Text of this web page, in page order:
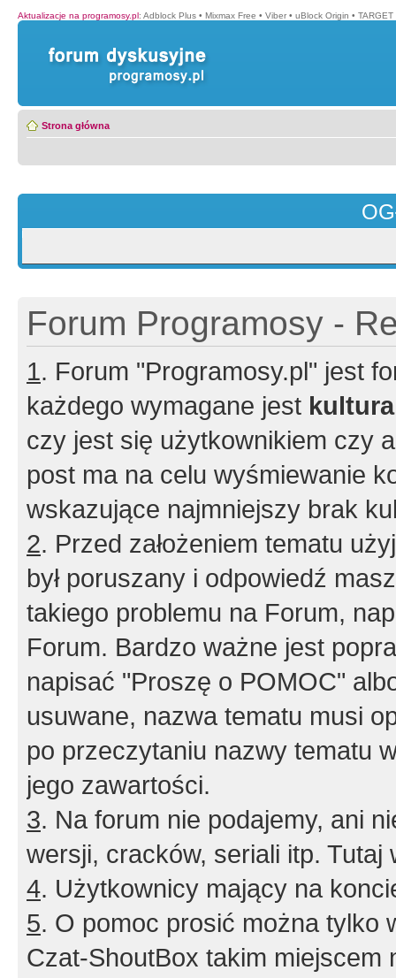
Aktualizacje na programosy.pl: Adblock Plus • Mixmax Free • Viber • uBlock Origin •
Strona główna
Forum Programosy -
1. Forum "Programosy.pl" jest
każdego wymagane jest
czy jest się użytkownikiem czy
post ma na celu wyśmiewanie
wskazujące najmniejszy brak
2. Przed założeniem tematu
był poruszany i odpowiedź
takiego problemu na Forum,
Forum. Bardzo ważne jest
napisać "Proszę o POMOC"
usuwane, nazwa tematu musi
po przeczytaniu nazwy tematu
jego zawartości.
3. Na forum nie podajemy, ani
wersji, cracków, seriali itp. Tutaj
4. Użytkownicy mający na
5. O pomoc prosić można tylko
Czat-ShoutBox takim miejscem